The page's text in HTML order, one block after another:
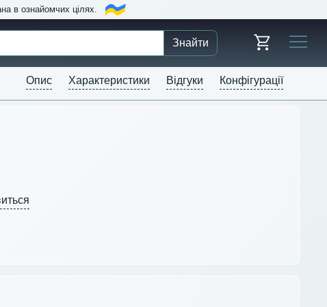
в ознайомчих цілях.
Знайти
Опис Характеристики Відгуки Конфігурації